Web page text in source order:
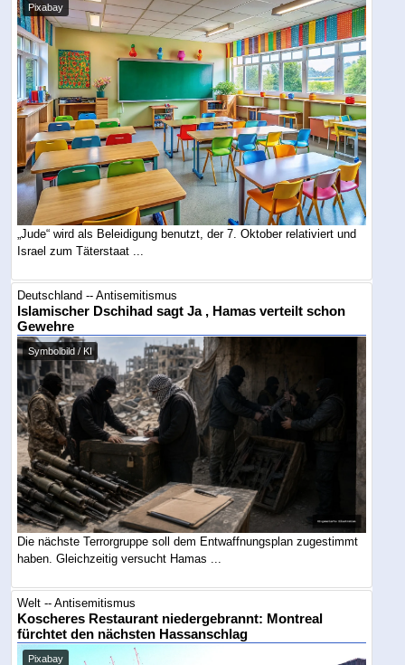
Pixabay
„Jude“ wird als Beleidigung benutzt, der 7. Oktober relativiert und
Israel zum Täterstaat ...
Deutschland -- Antisemitismus
Islamischer Dschihad sagt Ja , Hamas verteilt schon
Gewehre
Symbolbild / KI
Die nächste Terrorgruppe soll dem Entwaffnungsplan zugestimmt
haben. Gleichzeitig versucht Hamas ...
Welt -- Antisemitismus
Koscheres Restaurant niedergebrannt: Montreal
fürchtet den nächsten Hassanschlag
Pixabay